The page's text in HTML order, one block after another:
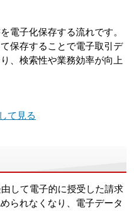
電子化保存する流れです。
保存することで電子取引デ
、検索性や業務効率が向上
て見る
して電子的に授受した請求
られなくなり、電子データ